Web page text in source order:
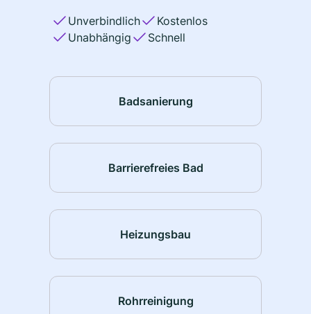
Unverbindlich
Kostenlos
Unabhängig
Schnell
Badsanierung
Barrierefreies Bad
Heizungsbau
Rohrreinigung